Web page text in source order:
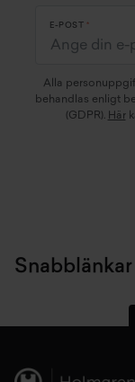
E-POST
Alla
behandlas enligt
(GDPR). Här
Snabblänkar